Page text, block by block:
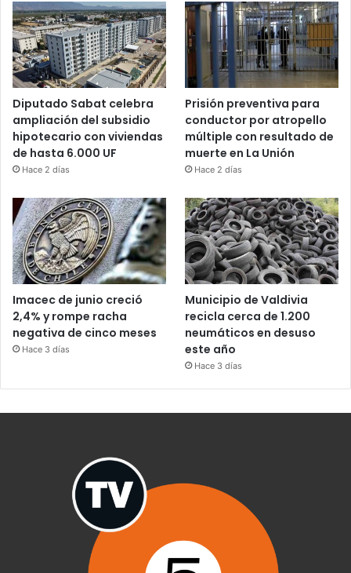
Diputado Sabat celebra
ampliación del subsidio
hipotecario con viviendas
de hasta 6.000 UF
Hace 2 días
Prisión preventiva para
conductor por atropello
múltiple con resultado de
muerte en La Unión
Hace 2 días
Imacec de junio creció
2,4% y rompe racha
negativa de cinco meses
Hace 3 días
Municipio de Valdivia
recicla cerca de 1.200
neumáticos en desuso
este año
Hace 3 días